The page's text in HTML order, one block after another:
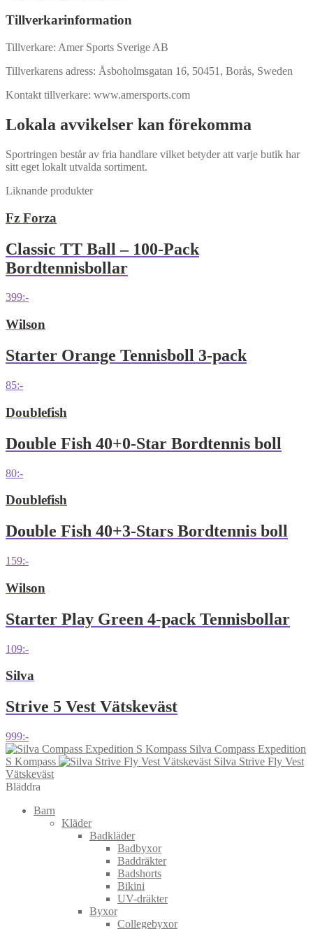
Tillverkarinformation
Tillverkare: Amer Sports Sverige AB
Tillverkarens adress: Åsboholmsgatan 16, 50451, Borås, Sweden
Kontakt tillverkare: www.amersports.com
Lokala avvikelser kan förekomma
Sportringen består av fria handlare vilket betyder att varje butik har
sitt eget lokalt utvalda sortiment.
Liknande produkter
Fz Forza
Classic TT Ball – 100-Pack
Bordtennisbollar
399:-
Wilson
Starter Orange Tennisboll 3-pack
85:-
Doublefish
Double Fish 40+0-Star Bordtennis boll
80:-
Doublefish
Double Fish 40+3-Stars Bordtennis boll
159:-
Wilson
Starter Play Green 4-pack Tennisbollar
109:-
Silva
Strive 5 Vest Vätskeväst
999:-
Silva Compass Expedition
S Kompass
Silva Strive Fly Vest
Vätskeväst
Bläddra
Barn
Kläder
Badkläder
Badbyxor
Baddräkter
Badshorts
Bikini
UV-dräkter
Byxor
Collegebyxor